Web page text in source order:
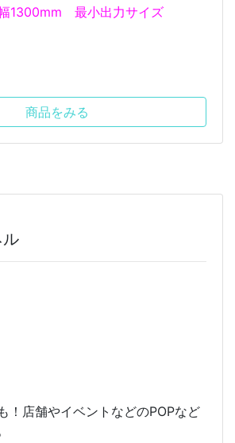
1300mm 最小出力サイズ
商品をみる
ル
！店舗やイベントなどのPOPなど